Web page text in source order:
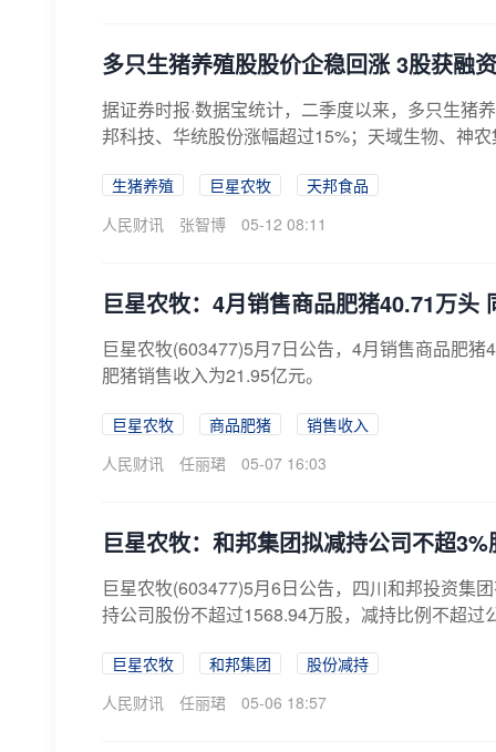
多只生猪养殖股股价企稳回涨 3股获融
据证券时报·数据宝统计，二季度以来，多只生猪
邦科技、华统股份涨幅超过15%；天域生物、神
生猪养殖 巨星农牧
天邦食品
人民财讯
张智博 05-12 08:11
巨星农牧：4月销售商品肥猪40.71万头
巨星农牧(603477)5月7日公告，4月销售商品肥
肥猪销售收入为21.95亿元。
巨星农牧 商品肥猪
销售收入
人民财讯
任丽珺 05-07 16:03
巨星农牧：和邦集团拟减持公司不超3%
巨星农牧(603477)5月6日公告，四川和邦投资集
持公司股份不超过1568.94万股，减持比例不超过
巨星农牧 和邦集团
股份减持
人民财讯
任丽珺 05-06 18:57